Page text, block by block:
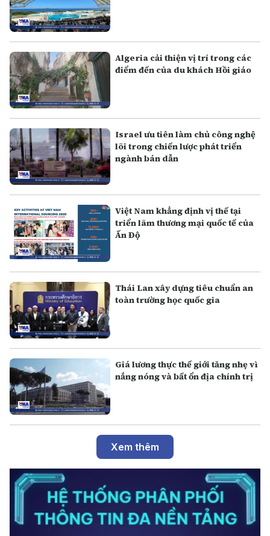
Algeria cải thiện vị trí trong các
điểm đến của du khách Hồi giáo
Israel ưu tiên làm chủ công nghệ
lõi trong chiến lược phát triển
ngành bán dẫn
Việt Nam khẳng định vị thế tại
triển lãm thương mại quốc tế của
Ấn Độ
Thái Lan xây dựng tiêu chuẩn an
toàn trường học quốc gia
Giá lương thực thế giới tăng nhẹ vì
nắng nóng và bất ổn địa chính trị
Xem thêm